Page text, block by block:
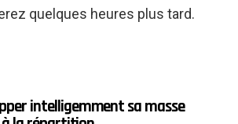
quelques heures plus tard.
intelligemment sa masse